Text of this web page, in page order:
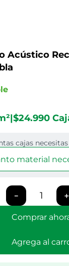
Acústico
|$24.990
cajas
material
＋
－
Agrega al
Comprar